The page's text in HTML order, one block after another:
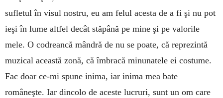
sufletul în visul nostru, eu am felul acesta de a fi şi nu pot
ieşi în lume altfel decât stăpână pe mine şi pe valorile
mele. O co­dreancă mândră de nu se poate, că reprezintă
muzical această zonă, că îmbracă minunatele ei costume.
Fac doar ce-mi spune inima, iar inima mea bate
româneşte. Iar dincolo de aceste lucruri, sunt un om care